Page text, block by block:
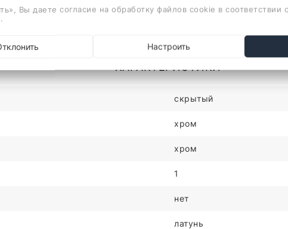
смеситель
ХАРАКТЕРИСТИКИ
скрытый
хром
хром
1
нет
латунь
Вы даете согласие на обработку файлов cookie в соответствии с
.
Настроить